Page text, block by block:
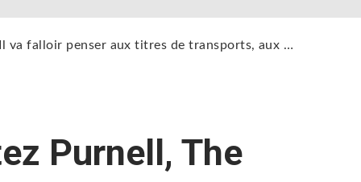
va falloir penser aux titres de transports, aux …
Purnell, The